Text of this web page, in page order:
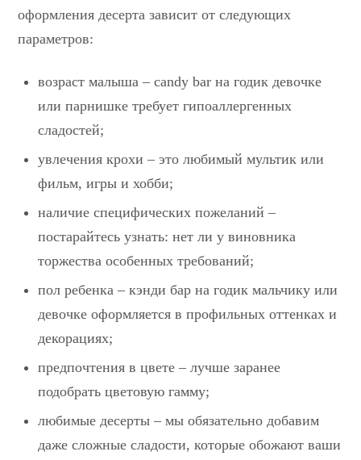
оформления десерта зависит от следующих
параметров:
возраст малыша – candy bar на годик девочке
или парнишке требует гипоаллергенных
сладостей;
увлечения крохи – это любимый мультик или
фильм, игры и хобби;
наличие специфических пожеланий –
постарайтесь узнать: нет ли у виновника
торжества особенных требований;
пол ребенка – кэнди бар на годик мальчику или
девочке оформляется в профильных оттенках и
декорациях;
предпочтения в цвете – лучше заранее
подобрать цветовую гамму;
любимые десерты – мы обязательно добавим
даже сложные сладости, которые обожают ваши